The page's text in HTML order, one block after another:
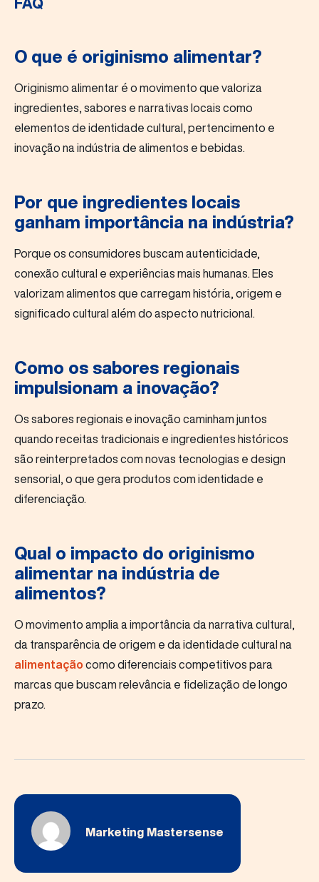
FAQ
O que é originismo alimentar?
Originismo alimentar é o movimento que valoriza
ingredientes, sabores e narrativas locais como
elementos de identidade cultural, pertencimento e
inovação na indústria de alimentos e bebidas.
Por que ingredientes locais
ganham importância na indústria?
Porque os consumidores buscam autenticidade,
conexão cultural e experiências mais humanas. Eles
valorizam alimentos que carregam história, origem e
significado cultural além do aspecto nutricional.
Como os sabores regionais
impulsionam a inovação?
Os sabores regionais e inovação caminham juntos
quando receitas tradicionais e ingredientes históricos
são reinterpretados com novas tecnologias e design
sensorial, o que gera produtos com identidade e
diferenciação.
Qual o impacto do originismo
alimentar na indústria de
alimentos?
O movimento amplia a importância da narrativa cultural,
da transparência de origem e da identidade cultural na
alimentação como diferenciais competitivos para
marcas que buscam relevância e fidelização de longo
prazo.
Marketing Mastersense